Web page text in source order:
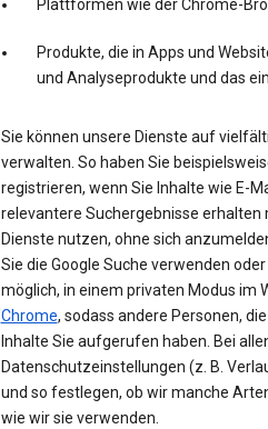
Plattformen wie der Chrome-
Produkte, die in Apps und
und Analyseprodukte und das
Sie können unsere Dienste auf
verwalten. So haben Sie
registrieren, wenn Sie Inhalte wie E-
relevantere Suchergebnisse erhalten
Dienste nutzen, ohne sich
Sie die Google Suche verwenden
möglich, in einem privaten Modus im
Chrome, sodass andere Personen,
Inhalte Sie aufgerufen haben. Bei
Datenschutzeinstellungen (z. B.
und so festlegen, ob wir manche
wie wir sie verwenden.